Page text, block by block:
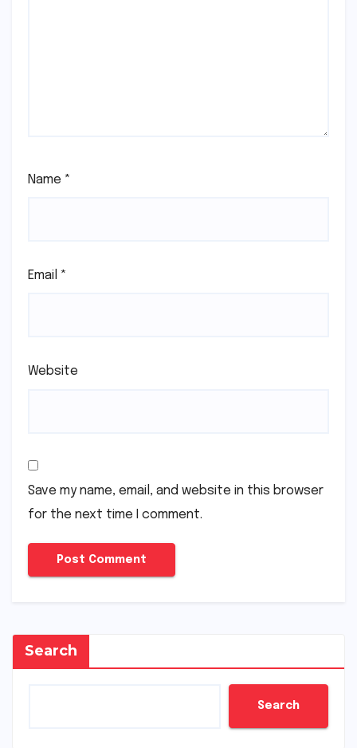
Name *
Email *
Website
Save my name, email, and website in this browser
for the next time I comment.
Search
Search